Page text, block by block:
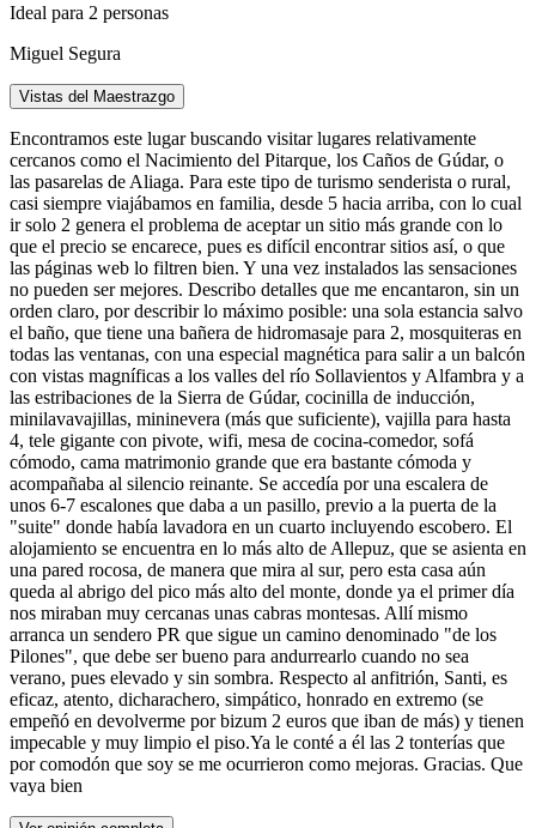
Ideal para 2 personas
Miguel Segura
Vistas del Maestrazgo
Encontramos este lugar buscando visitar lugares relativamente
cercanos como el Nacimiento del Pitarque, los Caños de Gúdar, o
las pasarelas de Aliaga. Para este tipo de turismo senderista o rural,
casi siempre viajábamos en familia, desde 5 hacia arriba, con lo cual
ir solo 2 genera el problema de aceptar un sitio más grande con lo
que el precio se encarece, pues es difícil encontrar sitios así, o que
las páginas web lo filtren bien. Y una vez instalados las sensaciones
no pueden ser mejores. Describo detalles que me encantaron, sin un
orden claro, por describir lo máximo posible: una sola estancia salvo
el baño, que tiene una bañera de hidromasaje para 2, mosquiteras en
todas las ventanas, con una especial magnética para salir a un balcón
con vistas magníficas a los valles del río Sollavientos y Alfambra y a
las estribaciones de la Sierra de Gúdar, cocinilla de inducción,
minilavavajillas, mininevera (más que suficiente), vajilla para hasta
4, tele gigante con pivote, wifi, mesa de cocina-comedor, sofá
cómodo, cama matrimonio grande que era bastante cómoda y
acompañaba al silencio reinante. Se accedía por una escalera de
unos 6-7 escalones que daba a un pasillo, previo a la puerta de la
"suite" donde había lavadora en un cuarto incluyendo escobero. El
alojamiento se encuentra en lo más alto de Allepuz, que se asienta en
una pared rocosa, de manera que mira al sur, pero esta casa aún
queda al abrigo del pico más alto del monte, donde ya el primer día
nos miraban muy cercanas unas cabras montesas. Allí mismo
arranca un sendero PR que sigue un camino denominado "de los
Pilones", que debe ser bueno para andurrearlo cuando no sea
verano, pues elevado y sin sombra. Respecto al anfitrión, Santi, es
eficaz, atento, dicharachero, simpático, honrado en extremo (se
empeñó en devolverme por bizum 2 euros que iban de más) y tienen
impecable y muy limpio el piso.Ya le conté a él las 2 tonterías que
por comodón que soy se me ocurrieron como mejoras. Gracias. Que
vaya bien